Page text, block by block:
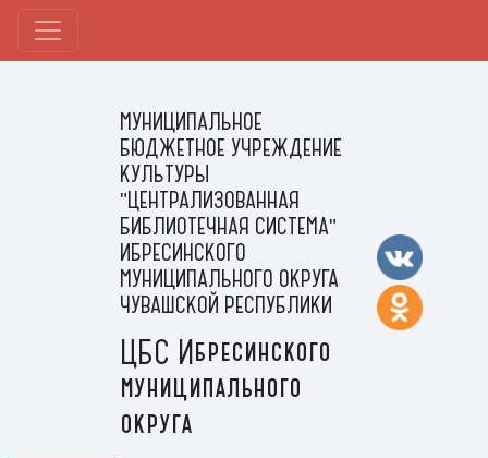
МУНИЦИПАЛЬНОЕ
БЮДЖЕТНОЕ УЧРЕЖДЕНИЕ
КУЛЬТУРЫ
"ЦЕНТРАЛИЗОВАННАЯ
БИБЛИОТЕЧНАЯ СИСТЕМА"
ИБРЕСИНСКОГО
МУНИЦИПАЛЬНОГО ОКРУГА
ЧУВАШСКОЙ РЕСПУБЛИКИ
ЦБС Ибресинского
муниципального
округа